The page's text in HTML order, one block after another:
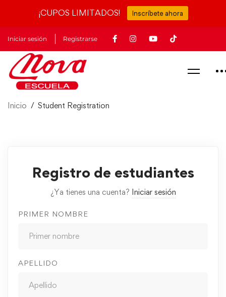
Iniciar sesión Registrarse
Inicio Student Registration
Registro de estudiantes
¿Ya tienes una cuenta? Iniciar sesión
PRIMER NOMBRE
APELLIDO
¡CUPOS LIMITADOS! Inscríbete ahora